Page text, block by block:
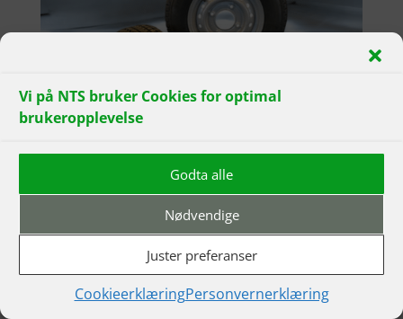
Vi på NTS bruker Cookies for optimal
brukeropplevelse
Godta alle
Nødvendige
Juster preferanser
CookieerklæringPersonvernerklæring
Tilhengerhjul
Vi har til enhver tid et bredt utvalg komplette
avlesing tilhengerhjulets detaljer!
Se våre vanligste tilhengerhjul her!